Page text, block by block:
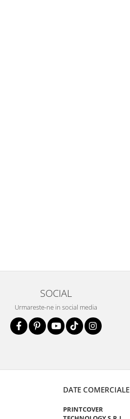
SOCIAL
Urmareste-ne in social media
DATE COMERCIALE
PRINTCOVER